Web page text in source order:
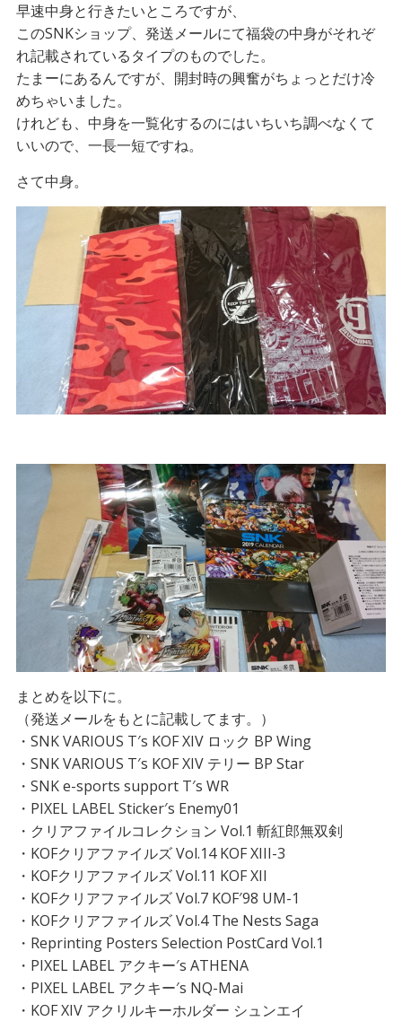
早速中身と行きたいところですが、
このSNKショップ、発送メールにて福袋の中身がそれぞ
れ記載されているタイプのものでした。
たまーにあるんですが、開封時の興奮がちょっとだけ冷
めちゃいました。
けれども、中身を一覧化するのにはいちいち調べなくて
いいので、一長一短ですね。
さて中身。
まとめを以下に。
（発送メールをもとに記載してます。）
・SNK VARIOUS T′s KOF XIV ロック BP Wing
・SNK VARIOUS T′s KOF XIV テリー BP Star
・SNK e-sports support T′s WR
・PIXEL LABEL Sticker′s Enemy01
・クリアファイルコレクション Vol.1 斬紅郎無双剣
・KOFクリアファイルズ Vol.14 KOF XIII-3
・KOFクリアファイルズ Vol.11 KOF XII
・KOFクリアファイルズ Vol.7 KOF′98 UM-1
・KOFクリアファイルズ Vol.4 The Nests Saga
・Reprinting Posters Selection PostCard Vol.1
・PIXEL LABEL アクキー′s ATHENA
・PIXEL LABEL アクキー′s NQ-Mai
・KOF XIV アクリルキーホルダー シュンエイ